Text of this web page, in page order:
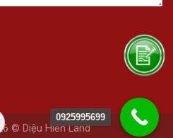
© Diệu Hiền Land
0925995699